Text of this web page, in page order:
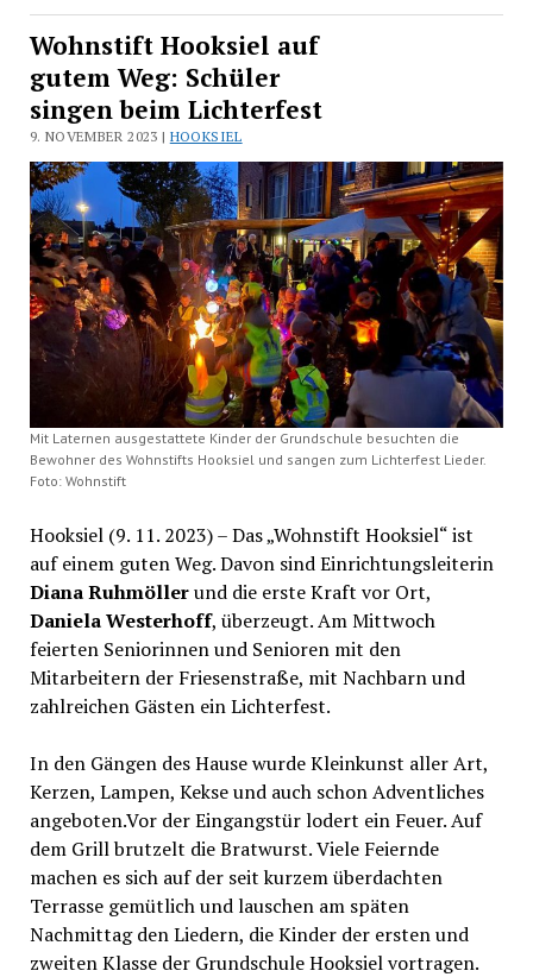
Wohnstift Hooksiel auf
gutem Weg: Schüler
singen beim Lichterfest
9. NOVEMBER 2023 | HOOKSIEL
Mit Laternen ausgestattete Kinder der Grundschule besuchten die
Bewohner des Wohnstifts Hooksiel und sangen zum Lichterfest Lieder.
Foto: Wohnstift
Hooksiel (9. 11. 2023) – Das „Wohnstift Hooksiel“ ist
auf einem guten Weg. Davon sind Einrichtungsleiterin
Diana Ruhmöllerund die erste Kraft vor Ort,
Daniela Westerhoff, überzeugt. Am Mittwoch
feierten Seniorinnen und Senioren mit den
Mitarbeitern der Friesenstraße, mit Nachbarn und
zahlreichen Gästen ein Lichterfest.
In den Gängen des Hause wurde Kleinkunst aller Art,
Kerzen, Lampen, Kekse und auch schon Adventliches
angeboten.Vor der Eingangstür lodert ein Feuer. Auf
dem Grill brutzelt die Bratwurst. Viele Feiernde
machen es sich auf der seit kurzem überdachten
Terrasse gemütlich und lauschen am späten
Nachmittag den Liedern, die Kinder der ersten und
zweiten Klasse der Grundschule Hooksiel vortragen.